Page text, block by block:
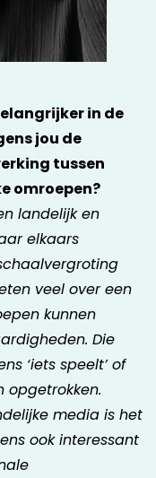
in de
jou de
tussen
omroepen?
landelijk en
elkaars
veel over een
kunnen
Die
‘iets speelt’ of
opgetrokken.
media is het
ook interessant